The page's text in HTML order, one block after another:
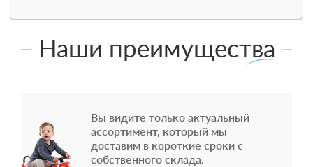
Наши преимущества
Вы видите только актуальный
ассортимент, который мы
доставим в короткие сроки с
собственного склада.